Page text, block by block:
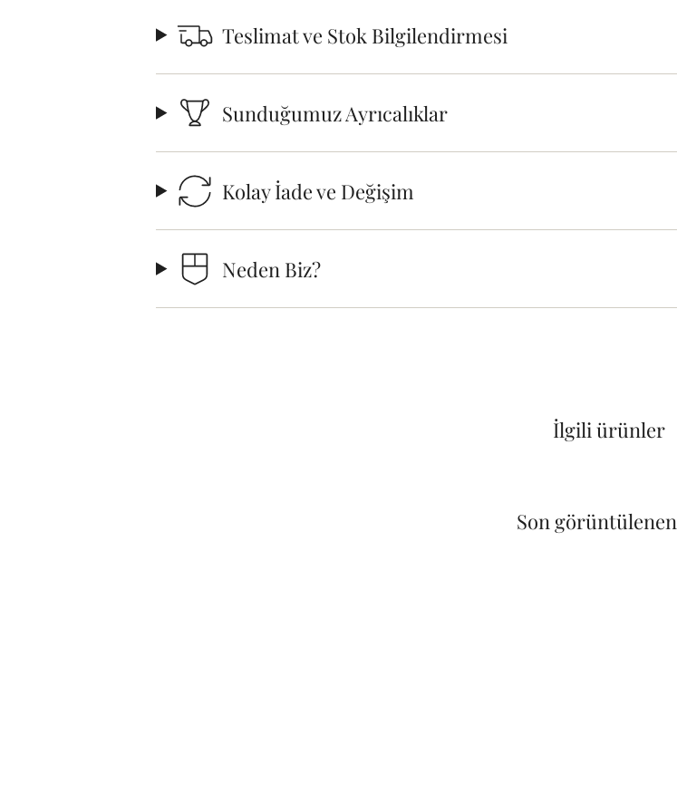
Teslimat ve Stok Bilgilendirmesi
Sunduğumuz Ayrıcalıklar
Kolay İade ve Değişim
Neden Biz?
İlgili ürünler
Son